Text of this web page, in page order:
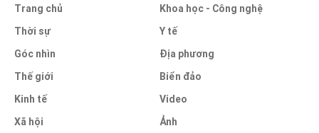
Trang chủ
Thời sự
Góc nhìn
Thế giới
Kinh tế
Xã hội
Khoa học - Công nghệ
Y tế
Địa phương
Biển đảo
Video
Ảnh